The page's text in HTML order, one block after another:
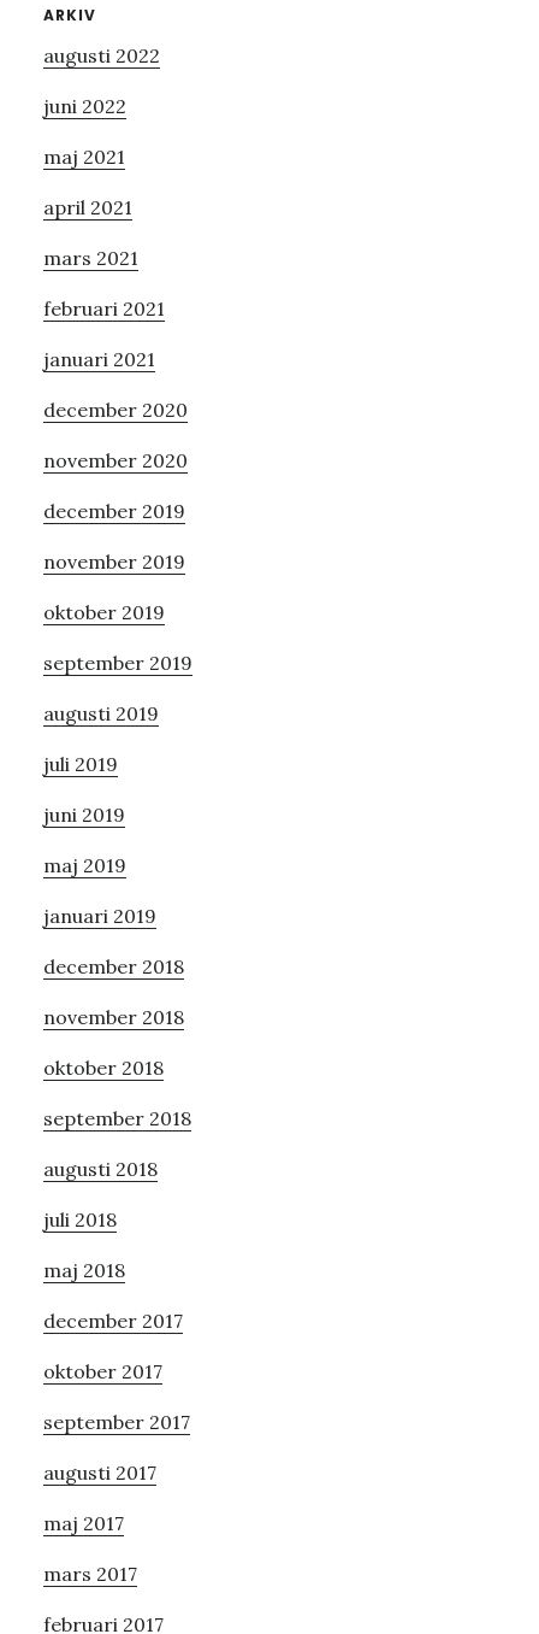
Primärt
sidofält
ARKIV
augusti 2022
juni 2022
maj 2021
april 2021
mars 2021
februari 2021
januari 2021
december 2020
november 2020
december 2019
november 2019
oktober 2019
september 2019
augusti 2019
juli 2019
juni 2019
maj 2019
januari 2019
december 2018
november 2018
oktober 2018
september 2018
augusti 2018
juli 2018
maj 2018
december 2017
oktober 2017
september 2017
augusti 2017
maj 2017
mars 2017
februari 2017